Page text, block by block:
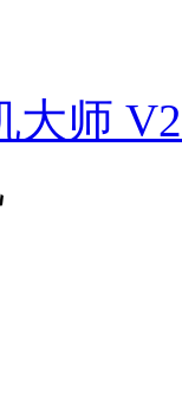
大师